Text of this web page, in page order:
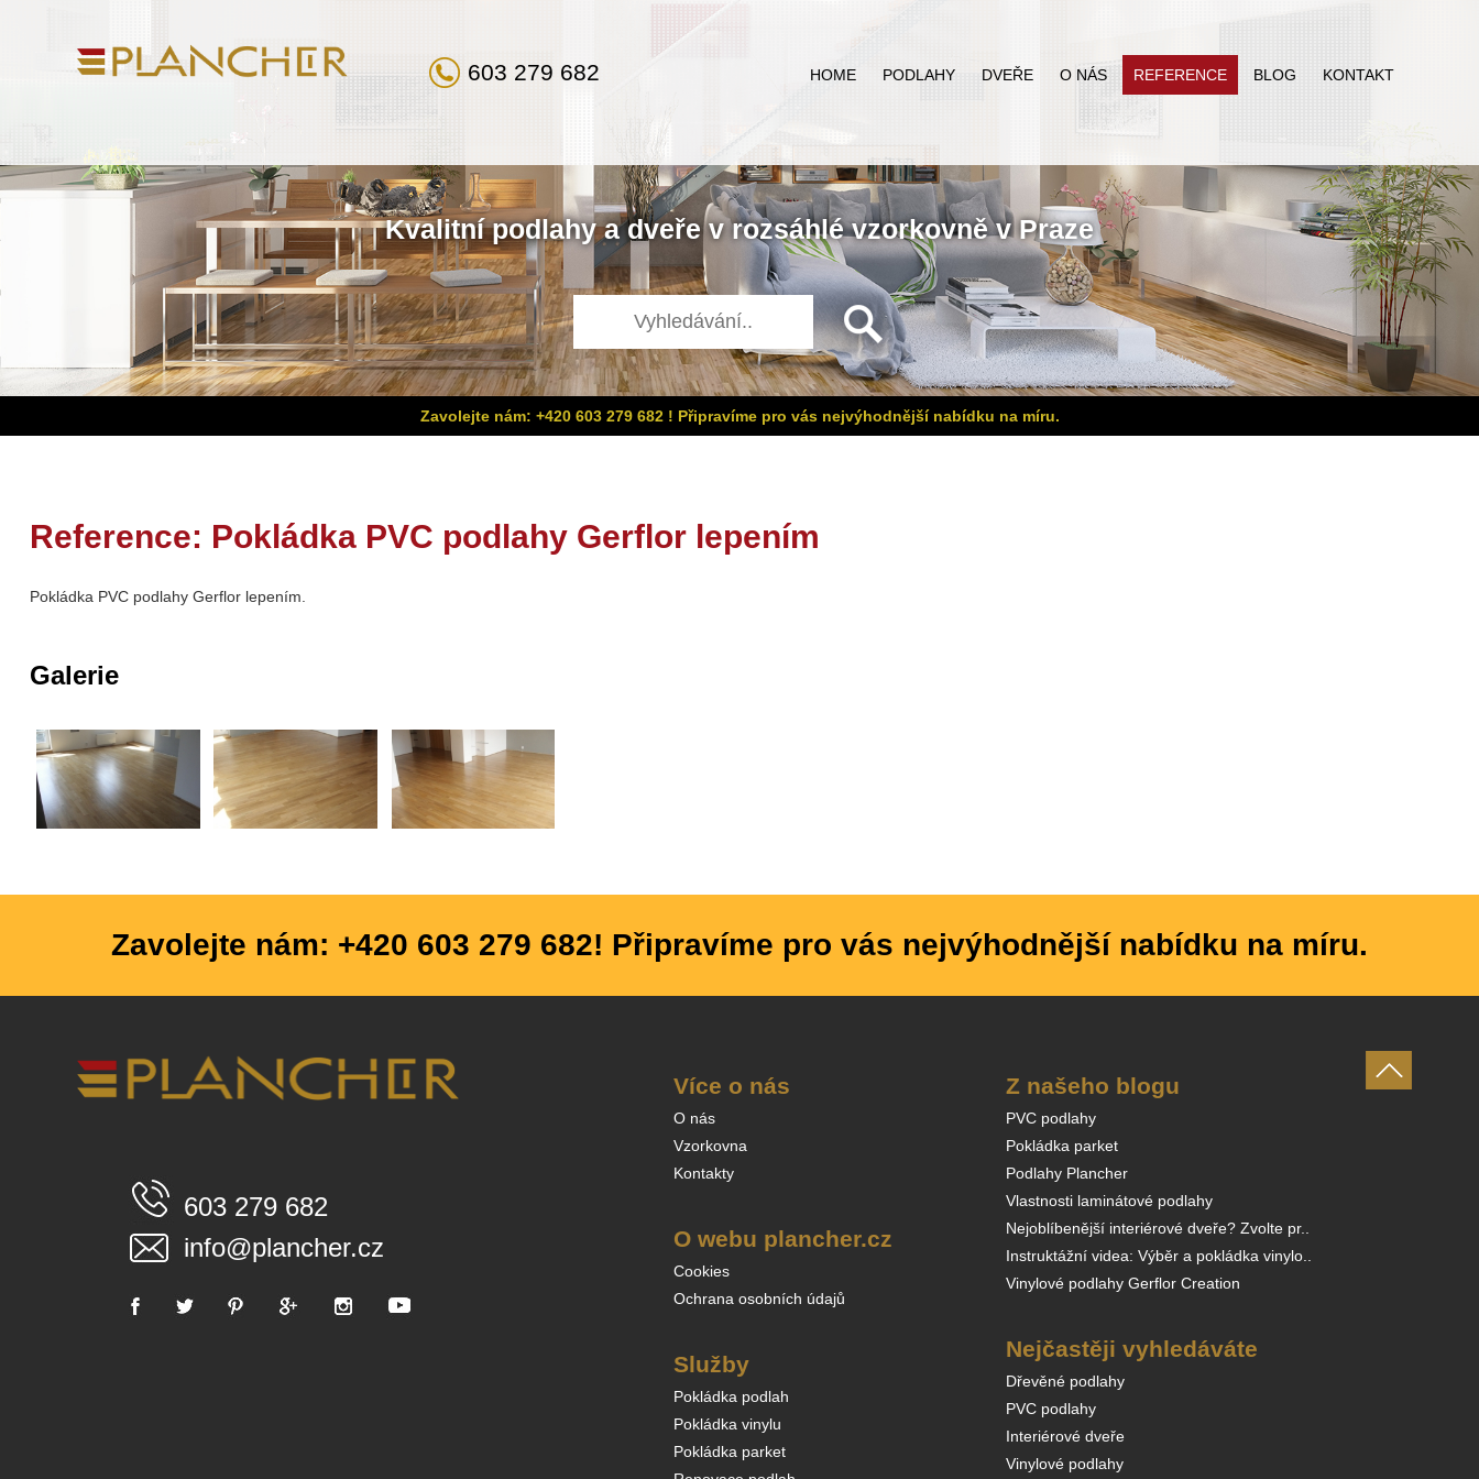
603 279 682 HOME PODLAHY DVEŘE O NÁS REFERENCE BLOG KONTAKT
Kvalitnípodlahyadveřev rozsáhlévzorkovněv Praze
Zavolejte nám: +420 603 279 682 ! Připravíme pro vás nejvýhodnější nabídku na míru.
Reference: Pokládka PVC podlahy Gerflor lepením
Pokládka PVC podlahy Gerflor lepením.
Galerie
Zavolejte nám: +420 603 279 682! Připravíme pro vás nejvýhodnější nabídku na míru.
603 279 682
info@plancher.cz
Více o nás
O nás
Vzorkovna
Kontakty
O webu plancher.cz
Cookies
Ochrana osobních údajů
Služby
Pokládka podlah
Pokládka vinylu
Pokládka parket
Z našeho blogu
PVC podlahy
Pokládka parket
Podlahy Plancher
Vlastnosti laminátové podlahy
Nejoblíbenější interiérové dveře? Zvolte pr..
Instruktážní videa: Výběr a pokládka vinylo..
Vinylové podlahy Gerflor Creation
Nejčastěji vyhledáváte
Dřevěné podlahy
PVC podlahy
Interiérové dveře
Vinylové podlahy